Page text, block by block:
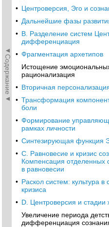
◄Содержание◄
• Центроверсия, Эго и
• Дальнейшие фазы
• В. Разделение систем
дифференциация
• Фрагментация архетипов
Истощение
рационализация
• Вторичная
• Трансформация
боли
• Формирование
рамках личности
• Синтезирующая функция
• С. Равновесие и кризис
Компенсация отделенных
в равновесии
• Раскол систем: культура в
кризиса
• D. Центроверсия и стадии
Увеличение периода
дифференциация